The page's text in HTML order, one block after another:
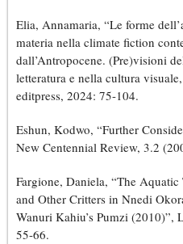
Elia, Annamaria, “Le forme
materia nella climate fiction
dall’Antropocene. (Pre)visioni
letteratura e nella cultura
editpress, 2024: 75-104.
Eshun, Kodwo, “Further
New Centennial Review, 3.2
Fargione, Daniela, “The
and Other Critters in Nnedi
Wanuri Kahiu’s Pumzi
55-66.